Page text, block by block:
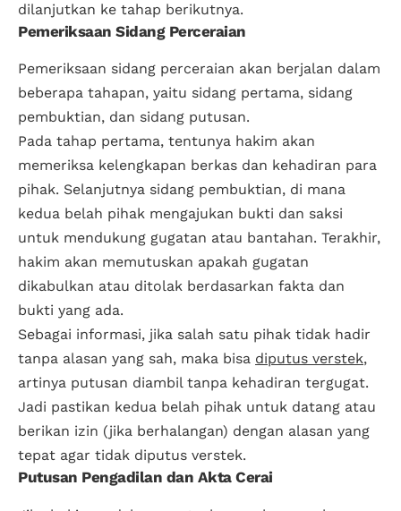
dilanjutkan ke tahap berikutnya.
Pemeriksaan Sidang Perceraian
Pemeriksaan sidang perceraian akan berjalan dalam
beberapa tahapan, yaitu sidang pertama, sidang
pembuktian, dan sidang putusan.
Pada tahap pertama, tentunya hakim akan
memeriksa kelengkapan berkas dan kehadiran para
pihak. Selanjutnya sidang pembuktian, di mana
kedua belah pihak mengajukan bukti dan saksi
untuk mendukung gugatan atau bantahan. Terakhir,
hakim akan memutuskan apakah gugatan
dikabulkan atau ditolak berdasarkan fakta dan
bukti yang ada.
Sebagai informasi, jika salah satu pihak tidak hadir
tanpa alasan yang sah, maka bisa diputus verstek,
artinya putusan diambil tanpa kehadiran tergugat.
Jadi pastikan kedua belah pihak untuk datang atau
berikan izin (jika berhalangan) dengan alasan yang
tepat agar tidak diputus verstek.
Putusan Pengadilan dan Akta Cerai